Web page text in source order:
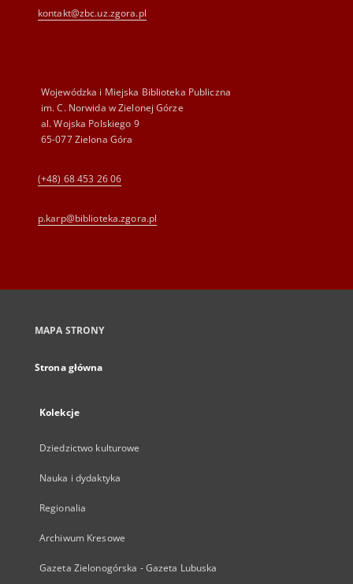
kontakt@zbc.uz.zgora.pl
Wojewódzka i Miejska Biblioteka Publiczna
im. C. Norwida w Zielonej Górze
al. Wojska Polskiego 9
65-077 Zielona Góra
(+48) 68 453 26 06
p.karp@biblioteka.zgora.pl
MAPA STRONY
Strona główna
Kolekcje
Dziedzictwo kulturowe
Nauka i dydaktyka
Regionalia
Archiwum Kresowe
Gazeta Zielonogórska - Gazeta Lubuska